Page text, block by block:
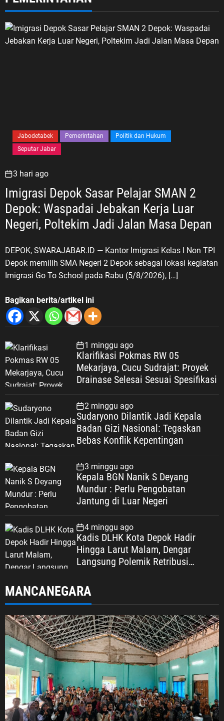
Jabodetabek Pemerintahan
Politik dan Hukum
Seputar Jabar
3 hari ago
Imigrasi Depok Sasar Pelajar SMAN 2
Depok: Waspadai Jebakan Kerja Luar
DEPOK, SWARAJABAR.ID — Kantor Imigrasi Kelas I Non TPI
Depok memilih SMA Negeri 2 Depok sebagai lokasi kegiatan
Imigrasi Go To School pada Rabu (5/8/2026), […]
Bagikan berita/artikel ini
1 minggu ago
Klarifikasi Pokmas RW 05
Mekarjaya, Cucu Sudrajat: Proyek
Drainase Selesai Sesuai Spesifikasi
2 minggu ago
Sudaryono Dilantik Jadi Kepala
Badan Gizi Nasional: Tegaskan
Bebas Konflik Kepentingan
3 minggu ago
Kepala BGN Nanik S Deyang
Mundur : Perlu Pengobatan
Jantung di Luar Negeri
4 minggu ago
Kadis DLHK Kota Depok Hadir
Hingga Larut Malam, Dengar
Langsung Polemik Retribusi
MANCANEGARA